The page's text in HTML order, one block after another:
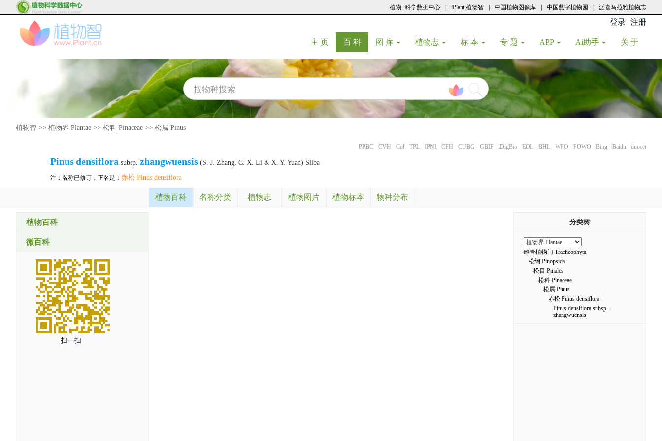
植物+科学数据中心 iPlant 植物智 中国植物图像库 中国数字植物园 泛喜马拉雅植物志
登录 注册
主 页(current)
百 科(current)
图 库 植物志 标 本 专 题 APP Ai助手 关 于
植物智 >> 植物界 Plantae >> 松科 Pinaceae >> 松属 Pinus
PPBC CVH Col TPL IPNI CFH CUBG GBIF iDigBio EOL BHL WFO POWO Bing Baidu duocet
Pinusdensiflora subsp. zhangwuensis (S. J. Zhang, C. X. Li & X. Y. Yuan) Silba
注：名称已修订，正名是： 赤松 Pinus densiflora
植物百科 名称分类 植物志 植物图片 植物标本 物种分布
植物百科
微百科
扫一扫
分类树
维管植物门 Tracheophyta
松纲 Pinopsida
松目 Pinales
松科 Pinaceae
松属 Pinus
赤松 Pinus densiflora
Pinus densiflora subsp.
zhangwuensis